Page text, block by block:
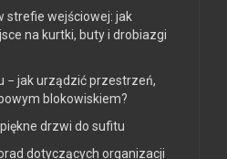
strefie wejściowej: jak
na kurtki, buty i drobiazgi
− jak urządzić przestrzeń,
blokowiskiem?
drzwi do sufitu
dotyczących organizacji